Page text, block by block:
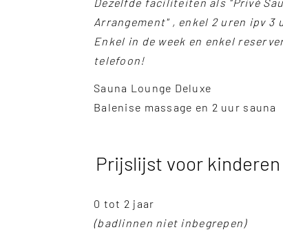
Arrangement" , enkel 2 uren ipv 3
Enkel in de week en enkel
telefoon!
Sauna Lounge Deluxe
Balenise massage en 2 uur sauna
Prijslijst voor kinderen
0 tot 2 jaar
(badlinnen niet inbegrepen)